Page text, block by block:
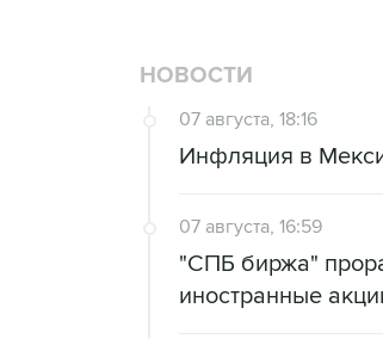
НОВОСТИ
07 августа, 18:16
Инфляция в
07 августа, 16:59
"СПБ биржа"
иностранные